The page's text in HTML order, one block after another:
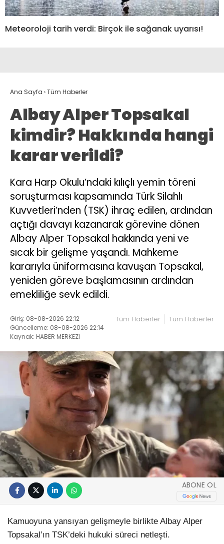
Meteoroloji tarih verdi: Birçok ile sağanak uyarısı!
Ana Sayfa ›Tüm Haberler
Albay Alper Topsakal
kimdir? Hakkında hangi
karar verildi?
Kara Harp Okulu’ndaki kılıçlı yemin töreni
soruşturması kapsamında Türk Silahlı
Kuvvetleri’nden (TSK) ihraç edilen, ardından
açtığı davayı kazanarak görevine dönen
Albay Alper Topsakal hakkında yeni ve
sıcak bir gelişme yaşandı. Mahkeme
kararıyla üniformasına kavuşan Topsakal,
yeniden göreve başlamasının ardından
emekliliğe sevk edildi.
Giriş: 08-08-2026 22:12
Güncelleme: 08-08-2026 22:14
Kaynak: HABER MERKEZI
Tüm Haberler Tüm Haberler
ABONE OL
Kamuoyuna yansıyan gelişmeyle birlikte Albay Alper
Topsakal’ın TSK’deki hukuki süreci netleşti.